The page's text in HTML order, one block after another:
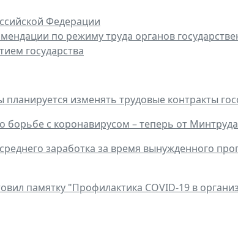
Федерации
по режиму труда органов
государства
планируется изменять трудовые контракты
с коронавирусом – теперь от
заработка за время вынужденного
памятку "Профилактика COVID-19 в